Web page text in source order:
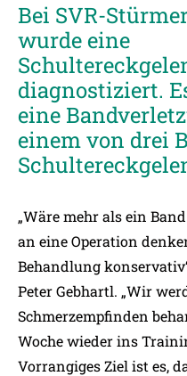
Bei SVR-
wurde eine
diagnostiziert.
eine
einem von drei
„Wäre mehr als ein
an eine Operation
Behandlung
Peter Gebhartl. „Wir
Schmerzempfinden
Woche wieder ins
Vorrangiges Ziel ist es,